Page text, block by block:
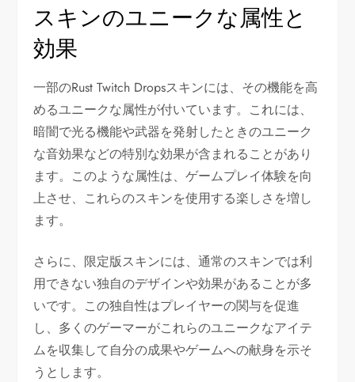
スキンのユニークな属性と
効果
一部のRust Twitch Dropsスキンには、その機能を高
めるユニークな属性が付いています。これには、
暗闇で光る機能や武器を発射したときのユニーク
な音効果などの特別な効果が含まれることがあり
ます。このような属性は、ゲームプレイ体験を向
上させ、これらのスキンを使用する楽しさを増し
ます。
さらに、限定版スキンには、通常のスキンでは利
用できない独自のデザインや効果があることが多
いです。この独自性はプレイヤーの関与を促進
し、多くのゲーマーがこれらのユニークなアイテ
ムを収集して自分の成果やゲームへの献身を示そ
うとします。